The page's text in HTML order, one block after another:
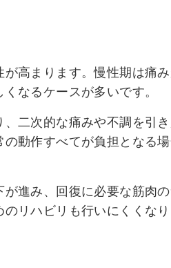
高まります。慢性期は痛
なるケースが多いです。
二次的な痛みや不調を引
動作すべてが負担となる
進み、回復に必要な筋肉
リハビリも行いにくくなり